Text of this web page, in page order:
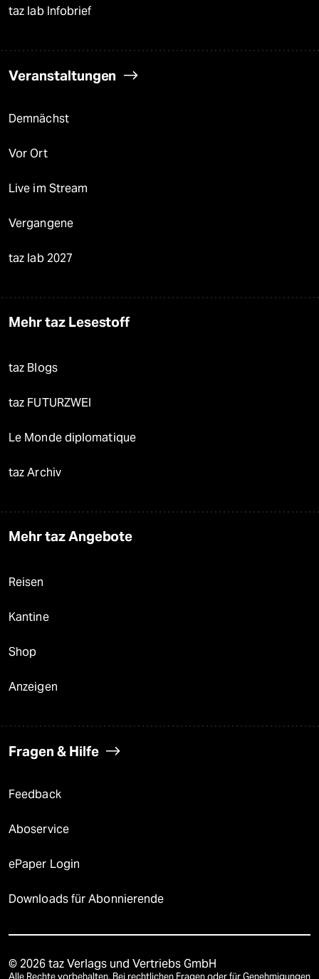
taz lab Infobrief
Veranstaltungen
Demnächst
Vor Ort
Live im Stream
Vergangene
taz lab 2027
Mehr taz Lesestoff
taz Blogs
taz FUTURZWEI
Le Monde diplomatique
taz Archiv
Mehr taz Angebote
Reisen
Kantine
Shop
Anzeigen
Fragen & Hilfe
Feedback
Aboservice
ePaper Login
Downloads für Abonnierende
© 2026 taz Verlags und Vertriebs GmbH